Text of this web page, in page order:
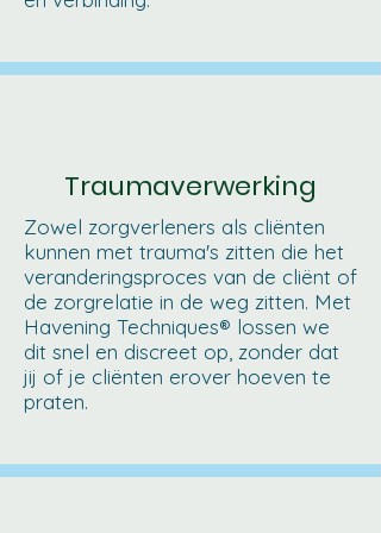
Traumaverwerking
Zowel zorgverleners als cliënten
kunnen met trauma's zitten die het
veranderingsproces van de cliënt of
de zorgrelatie in de weg zitten. Met
Havening Techniques® lossen we
dit snel en discreet op, zonder dat
jij of je cliënten erover hoeven te
praten.